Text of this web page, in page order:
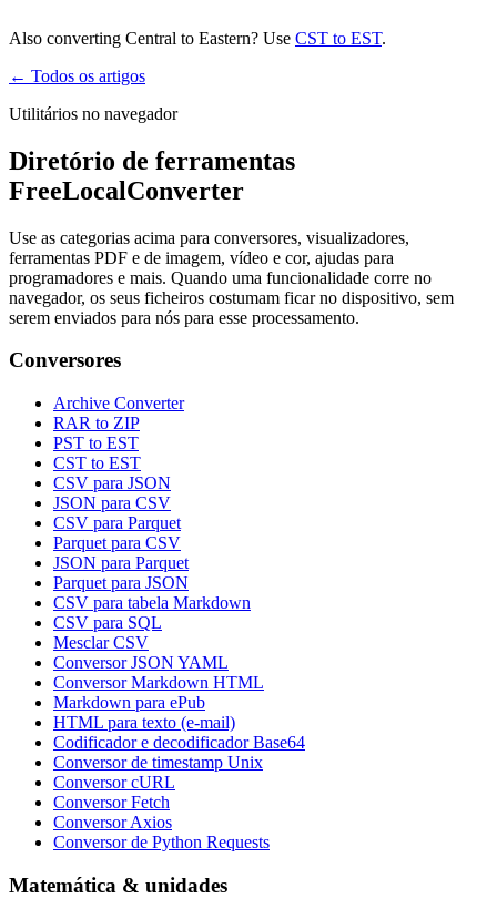
Also converting Central to Eastern? Use CST to EST.
← Todos os artigos
Utilitários no navegador
Diretório de ferramentas
FreeLocalConverter
Use as categorias acima para conversores, visualizadores,
ferramentas PDF e de imagem, vídeo e cor, ajudas para
programadores e mais. Quando uma funcionalidade corre no
navegador, os seus ficheiros costumam ficar no dispositivo, sem
serem enviados para nós para esse processamento.
Conversores
Archive Converter
RAR to ZIP
PST to EST
CST to EST
CSV para JSON
JSON para CSV
CSV para Parquet
Parquet para CSV
JSON para Parquet
Parquet para JSON
CSV para tabela Markdown
CSV para SQL
Mesclar CSV
Conversor JSON YAML
Conversor Markdown HTML
Markdown para ePub
HTML para texto (e-mail)
Codificador e decodificador Base64
Conversor de timestamp Unix
Conversor cURL
Conversor Fetch
Conversor Axios
Conversor de Python Requests
Matemática & unidades